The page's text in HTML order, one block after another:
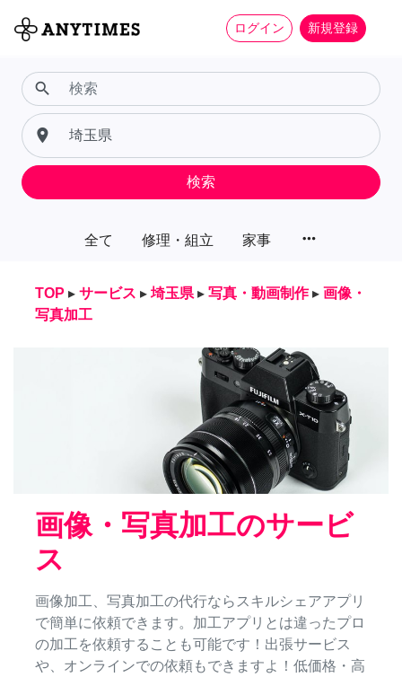
ログイン 新規登録
全て 修理・組立 家事 more_horiz
search
place
検索
TOP ▸ サービス ▸ 埼玉県 ▸ 写真・動画制作 ▸ 画像・
写真加工
画像・写真加工のサービ
ス
画像加工、写真加工の代行ならスキルシェアアプリ
で簡単に依頼できます。加工アプリとは違ったプロ
の加工を依頼することも可能です！出張サービス
や、オンラインでの依頼もできますよ！低価格・高